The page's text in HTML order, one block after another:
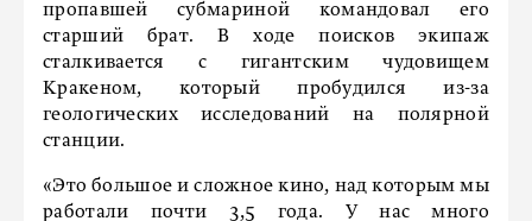
пропавшей субмариной командовал его
старший брат. В ходе поисков экипаж
сталкивается с гигантским чудовищем
Кракеном, который пробудился из-за
геологических исследований на полярной
станции.
«Это большое и сложное кино, над которым мы
работали почти 3,5 года. У нас много